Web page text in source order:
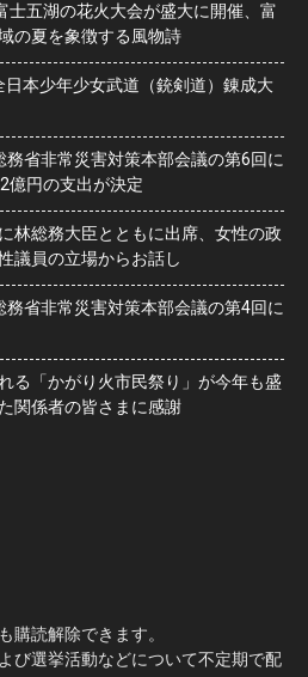
士五湖の花火大会が盛大に開催、富
の夏を象徴する風物詩
本少年少女武道（銃剣道）錬成大
省非常災害対策本部会議の第6回に
億円の支出が決定
林総務大臣とともに出席、女性の政
議員の立場からお話し
省非常災害対策本部会議の第4回に
る「かがり火市民祭り」が今年も盛
関係者の皆さまに感謝
購読解除できます。
び選挙活動などについて不定期で配